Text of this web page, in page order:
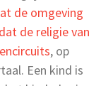
de omgeving
de religie van
, op
Een kind is